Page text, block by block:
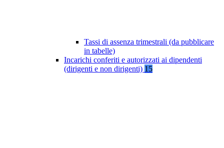
Tassi di assenza trimestrali (da pubblicare
in tabelle)
Incarichi conferiti e autorizzati ai dipendenti
(dirigenti e non dirigenti) 15